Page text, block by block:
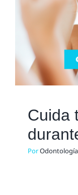
Cuida
Por